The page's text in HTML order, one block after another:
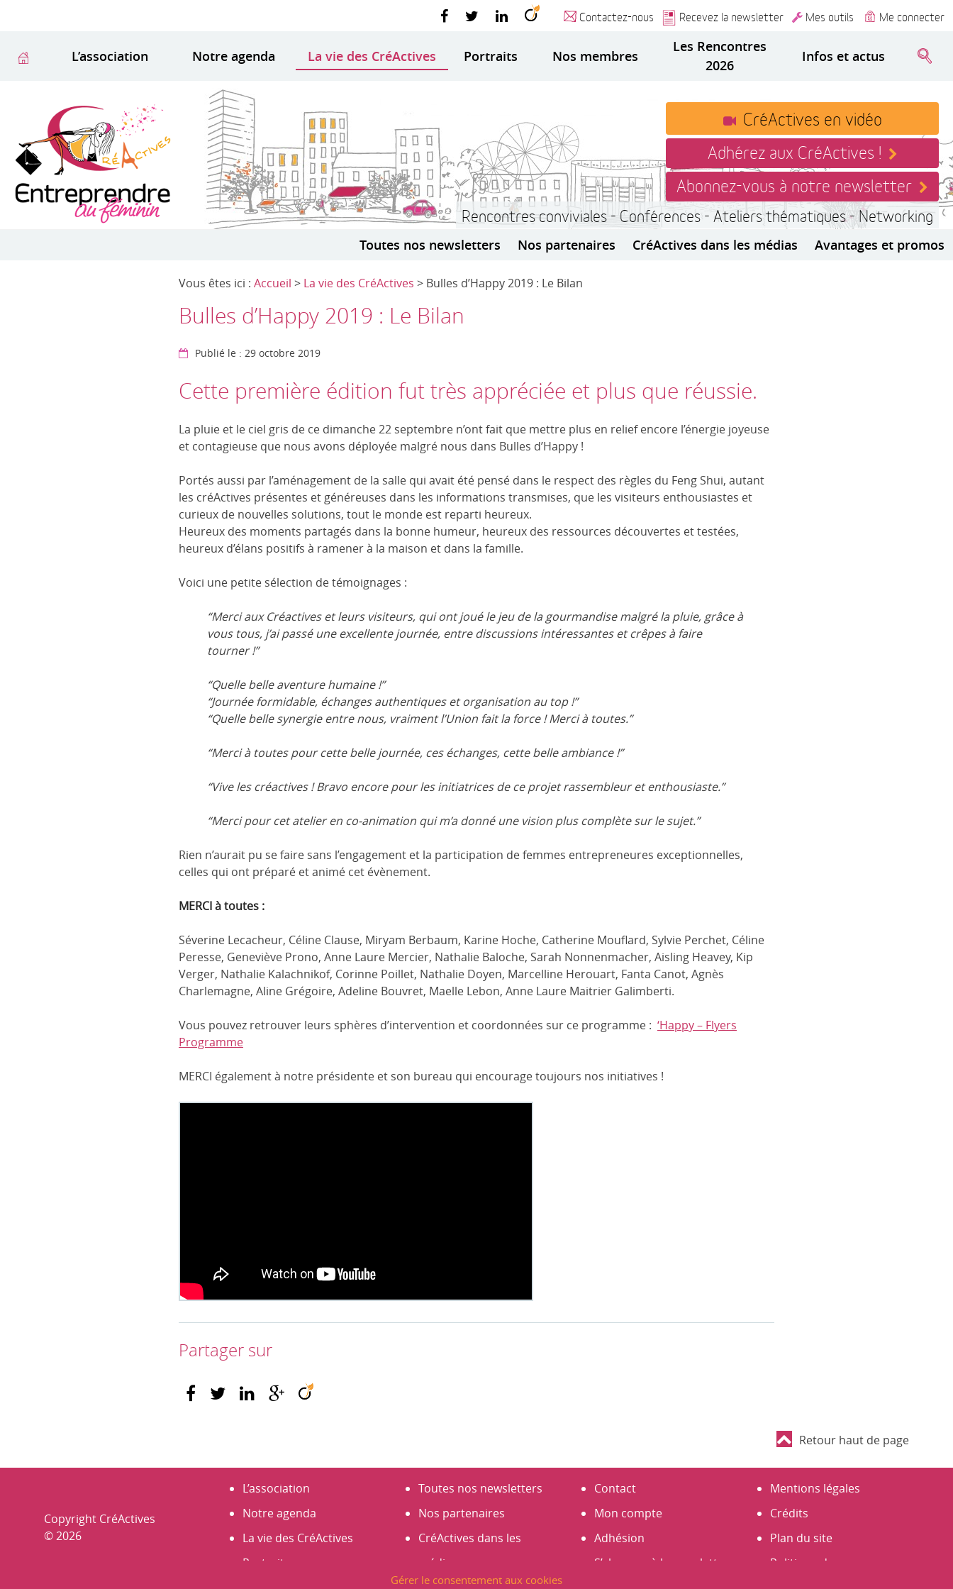
Gérer le consentement aux cookies
Contactez-nous Recevez la newsletter Mes outils Me connecter
L’association Notre agenda La vie des CréActives Portraits Nos membres
Les Rencontres
2026
Infos et actus
CréActives en vidéo
Adhérez aux CréActives !
Abonnez-vous à notre newsletter
Rencontres conviviales - Conférences - Ateliers thématiques - Networking
Toutes nos newsletters Nos partenaires CréActives dans les médias Avantages et promos
Vous êtes ici : Accueil > La vie des CréActives > Bulles d’Happy 2019 : Le Bilan
Bulles d’Happy 2019 : Le Bilan
Publié le : 29 octobre 2019
Cette première édition fut très appréciée et plus que réussie.
La pluie et le ciel gris de ce dimanche 22 septembre n’ont fait que mettre plus en relief encore l’énergie joyeuse
et contagieuse que nous avons déployée malgré nous dans Bulles d’Happy !
Portés aussi par l’aménagement de la salle qui avait été pensé dans le respect des règles du Feng Shui, autant
les créActives présentes et généreuses dans les informations transmises, que les visiteurs enthousiastes et
curieux de nouvelles solutions, tout le monde est reparti heureux.
Heureux des moments partagés dans la bonne humeur, heureux des ressources découvertes et testées,
heureux d’élans positifs à ramener à la maison et dans la famille.
Voici une petite sélection de témoignages :
“Merci aux Créactives et leurs visiteurs, qui ont joué le jeu de la gourmandise malgré la pluie, grâce à
vous tous, j’ai passé une excellente journée, entre discussions intéressantes et crêpes à faire
tourner !”
“Quelle belle aventure humaine !”
“Journée formidable, échanges authentiques et organisation au top !”
“Quelle belle synergie entre nous, vraiment l’Union fait la force ! Merci à toutes.”
“Merci à toutes pour cette belle journée, ces échanges, cette belle ambiance !”
“Vive les créactives ! Bravo encore pour les initiatrices de ce projet rassembleur et enthousiaste.”
“Merci pour cet atelier en co-animation qui m’a donné une vision plus complète sur le sujet.”
Rien n’aurait pu se faire sans l’engagement et la participation de femmes entrepreneures exceptionnelles,
celles qui ont préparé et animé cet évènement.
MERCI à toutes :
Séverine Lecacheur, Céline Clause, Miryam Berbaum, Karine Hoche, Catherine Mouflard, Sylvie Perchet, Céline
Peresse, Geneviève Prono, Anne Laure Mercier, Nathalie Baloche, Sarah Nonnenmacher, Aisling Heavey, Kip
Verger, Nathalie Kalachnikof, Corinne Poillet, Nathalie Doyen, Marcelline Herouart, Fanta Canot, Agnès
Charlemagne, Aline Grégoire, Adeline Bouvret, Maelle Lebon, Anne Laure Maitrier Galimberti.
Vous pouvez retrouver leurs sphères d’intervention et coordonnées sur ce programme : ‘Happy – Flyers
Programme
MERCI également à notre présidente et son bureau qui encourage toujours nos initiatives !
Partager sur
Retour haut de page
Copyright CréActives
© 2026
L’association
Notre agenda
La vie des CréActives
Portraits
Toutes nos newsletters
Nos partenaires
CréActives dans les
médias
Contact
Mon compte
Adhésion
S’abonner à la newsletter
Mentions légales
Crédits
Plan du site
Politique de